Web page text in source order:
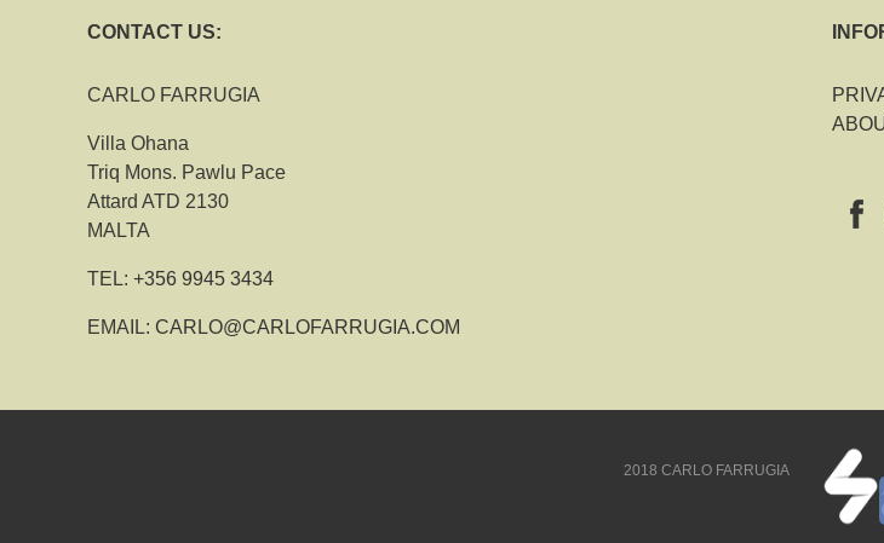
CONTACT US:
CARLO FARRUGIA
Villa Ohana
Triq Mons. Pawlu Pace
Attard ATD 2130
MALTA
TEL: +356 9945 3434
EMAIL: CARLO@CARLOFARRUGIA.COM
2018 CARLO FARRUGIA